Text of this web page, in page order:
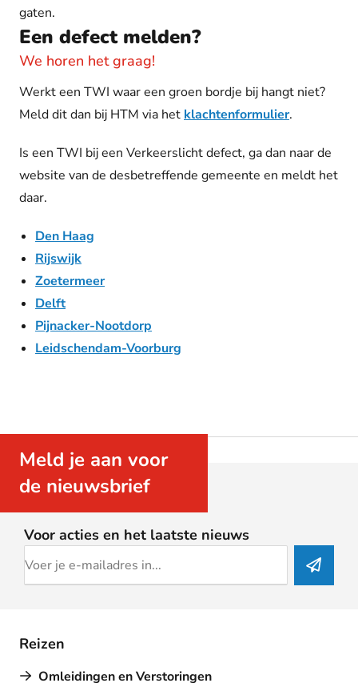
gaten.
Een defect melden?
We horen het graag!
Werkt een TWI waar een groen bordje bij hangt niet?
Meld dit dan bij HTM via het klachtenformulier.
Is een TWI bij een Verkeerslicht defect, ga dan naar de
website van de desbetreffende gemeente en meldt het
daar.
Den Haag
Rijswijk
Zoetermeer
Delft
Pijnacker-Nootdorp
Leidschendam-Voorburg
Meld je aan voor
de nieuwsbrief
Voor acties en het laatste nieuws
Reizen
Omleidingen en Verstoringen